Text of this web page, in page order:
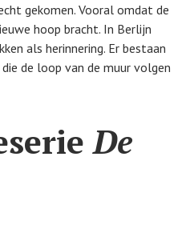
gekomen. Vooral omdat de
hoop bracht. In Berlijn
als herinnering. Er bestaan
de loop van de muur volgen
De